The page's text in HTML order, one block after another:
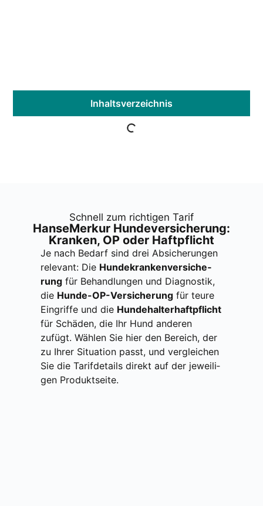
Inhalts­ver­zeich­nis
Schnell zum rich­ti­gen Tarif
Han­se­Mer­kur Hun­de­ver­si­che­rung:
Kran­ken, OP oder Haft­pflicht
Je nach Bedarf sind drei Absi­che­run­gen
rele­vant: Die Hun­de­kran­ken­ver­si­che­
rungfür Behand­lun­gen und Dia­gnos­tik,
die Hun­de-OP-Ver­si­che­rungfür teu­re
Ein­grif­fe und die Hun­de­hal­ter­haft­pflicht
für Schä­den, die Ihr Hund ande­ren
zufügt. Wäh­len Sie hier den Bereich, der
zu Ihrer Situa­ti­on passt, und ver­glei­chen
Sie die Tarif­de­tails direkt auf der jewei­li­
gen Pro­dukt­sei­te.